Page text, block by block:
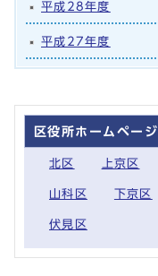
平成28年度
平成27年度
区役所ホームページ
北区 上京区
山科区 下京区
伏見区